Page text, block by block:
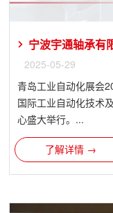
宁波宇通轴承有
2025-05-29
青岛工业自动化展会
国际工业自动化技术
心盛大举行。...
了解详情 →